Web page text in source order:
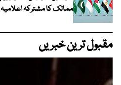
ممالک کا مشترکہ اعلامیہ
مقبول ترین خبریں